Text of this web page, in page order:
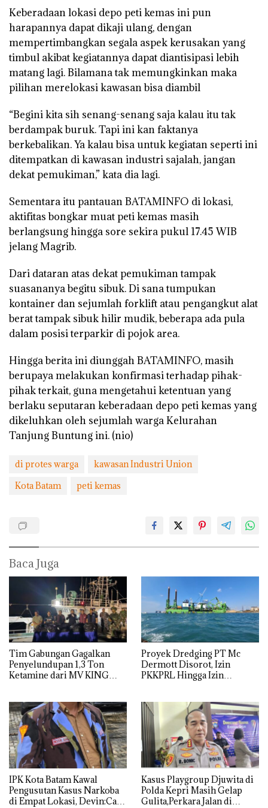
Keberadaan lokasi depo peti kemas ini pun
harapannya dapat dikaji ulang, dengan
mempertimbangkan segala aspek kerusakan yang
timbul akibat kegiatannya dapat diantisipasi lebih
matang lagi. Bilamana tak memungkinkan maka
pilihan merelokasi kawasan bisa diambil
“Begini kita sih senang-senang saja kalau itu tak
berdampak buruk. Tapi ini kan faktanya
berkebalikan. Ya kalau bisa untuk kegiatan seperti ini
ditempatkan di kawasan industri sajalah, jangan
dekat pemukiman,” kata dia lagi.
Sementara itu pantauan BATAMINFO di lokasi,
aktifitas bongkar muat peti kemas masih
berlangsung hingga sore sekira pukul 17.45 WIB
jelang Magrib.
Dari dataran atas dekat pemukiman tampak
suasananya begitu sibuk. Di sana tumpukan
kontainer dan sejumlah forklift atau pengangkut alat
berat tampak sibuk hilir mudik, beberapa ada pula
dalam posisi terparkir di pojok area.
Hingga berita ini diunggah BATAMINFO, masih
berupaya melakukan konfirmasi terhadap pihak-
pihak terkait, guna mengetahui ketentuan yang
berlaku seputaran keberadaan depo peti kemas yang
dikeluhkan oleh sejumlah warga Kelurahan
Tanjung Buntung ini. (nio)
di protes warga
kawasan Industri Union
Kota Batam
peti kemas
Baca Juga
Tim Gabungan Gagalkan
Penyelundupan 1,3 Ton
Ketamine dari MV KING
Proyek Dredging PT Mc
Dermott Disorot, Izin
PKKPRL Hingga Izin
IPK Kota Batam Kawal
Pengusutan Kasus Narkoba
di Empat Lokasi, Devin:Cari
Kasus Playgroup Djuwita di
Polda Kepri Masih Gelap
Gulita,Perkara Jalan di